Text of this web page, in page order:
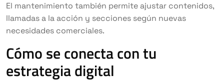
El mantenimiento también permite ajustar contenidos,
llamadas a la acción y secciones según nuevas
necesidades comerciales.
Cómo se conecta con tu
estrategia digital